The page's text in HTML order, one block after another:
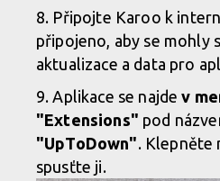
Připojte Karoo k
připojeno, aby se mohly
aktualizace a data pro
Aplikace se najdev
"Extensions" pod
"UpToDown". Klepněte
spusťte ji.